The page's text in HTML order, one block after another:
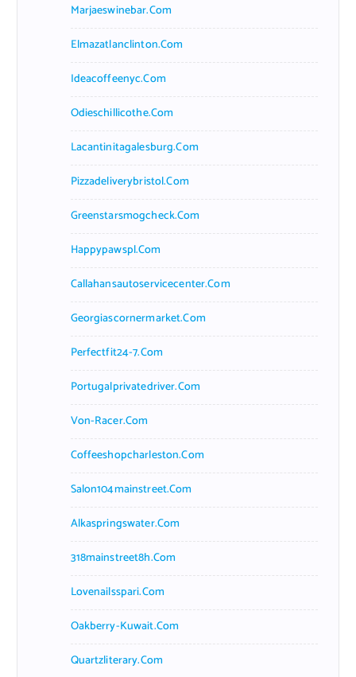
Marjaeswinebar.com
Elmazatlanclinton.com
Ideacoffeenyc.com
Odieschillicothe.com
Lacantinitagalesburg.com
Pizzadeliverybristol.com
Greenstarsmogcheck.com
Happypawspl.com
Callahansautoservicecenter.com
Georgiascornermarket.com
Perfectfit24-7.com
Portugalprivatedriver.com
Von-Racer.com
Coffeeshopcharleston.com
Salon104mainstreet.com
Alkaspringswater.com
318mainstreet8h.com
Lovenailsspari.com
Oakberry-Kuwait.com
Quartzliterary.com